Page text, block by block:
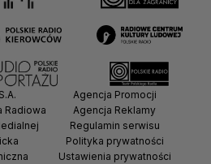
Radiowa
Agencja Promocji
Agencja Reklamy
Regulamin serwisu
Polityka prywatności
Ustawienia prywatności